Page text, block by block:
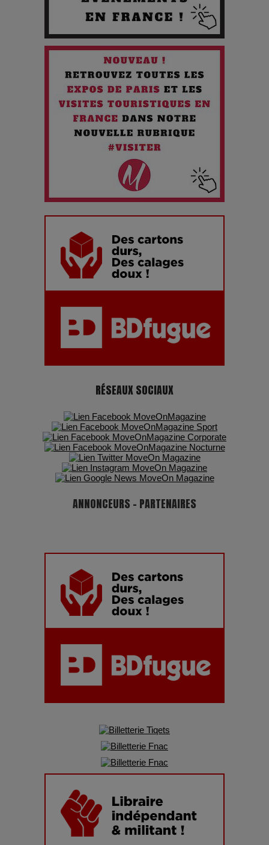
Quand l'Opéra Rencontre l'IA : Lola Volonakis, l'Artiste du
Paradoxe qui Chante le Futur
Chien 51 - Quand l’IA prend le pouvoir : une plongée dans un
futur troublant
Maïra Kerey, la “voix d’or du Kazakhstan”, célèbre ses 30
ans de carrière à la Salle Gaveau
Les dessous de la fast fashion : un désastre écologique en
7 Techniques Secrètes des Photographes de Stars
Adieu Jean-Pat : rire au bord du précipice
Pharaonic Festival 2025 : 10 ans d’électro sous les
montagnes, une fête à ne pas manquer
RÉSEAUX SOCIAUX
ANNONCEURS - PARTENAIRES